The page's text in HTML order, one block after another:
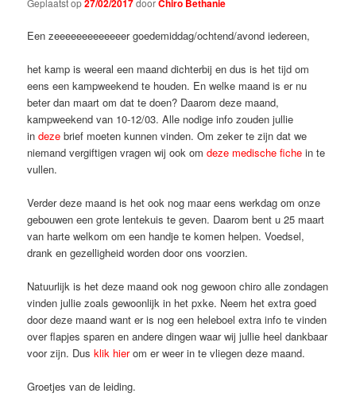
27/02/2017 Chiro Bethanie
Een zeeeeeeeeeeeeer goedemiddag/ochtend/avond iedereen,
het kamp is weeral een maand dichterbij en dus is het tijd om
eens een kampweekend te houden. En welke maand is er nu
beter dan maart om dat te doen? Daarom deze maand,
kampweekend van 10-12/03. Alle nodige info zouden jullie
indeze brief moeten kunnen vinden. Om zeker te zijn dat we
niemand vergiftigen vragen wij ook omdeze medische fiche in te
vullen.
Verder deze maand is het ook nog maar eens werkdag om onze
gebouwen een grote lentekuis te geven. Daarom bent u 25 maart
van harte welkom om een handje te komen helpen. Voedsel,
drank en gezelligheid worden door ons voorzien.
Natuurlijk is het deze maand ook nog gewoon chiro alle zondagen
vinden jullie zoals gewoonlijk in het pxke. Neem het extra goed
door deze maand want er is nog een heleboel extra info te vinden
over flapjes sparen en andere dingen waar wij jullie heel dankbaar
voor zijn. Dusklik hierom er weer in te vliegen deze maand.
Groetjes van de leiding.